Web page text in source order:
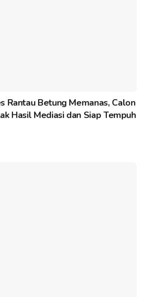
Rantau Betung Memanas, Calon
Hasil Mediasi dan Siap Tempuh